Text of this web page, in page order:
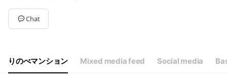
Mon09:30 - 18:00
Tue09:30 - 18:00
WedClosed
Sat
【店休日】毎週水曜日、毎月第２・４火曜日
Chat
りのべマンション Mixed media feed Social media